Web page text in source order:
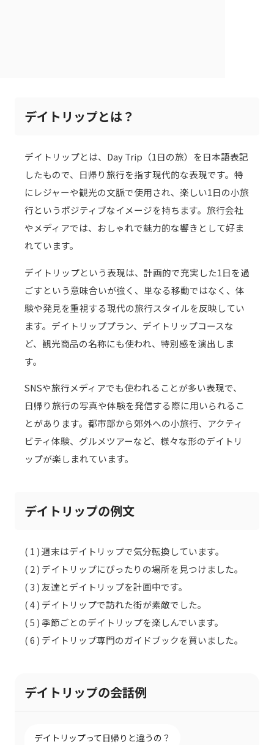
デイトリップとは？
デイトリップとは、Day Trip（1日の旅）を日本語表記
したもので、日帰り旅行を指す現代的な表現です。特
にレジャーや観光の文脈で使用され、楽しい1日の小旅
行というポジティブなイメージを持ちます。旅行会社
やメディアでは、おしゃれで魅力的な響きとして好ま
れています。
デイトリップという表現は、計画的で充実した1日を過
ごすという意味合いが強く、単なる移動ではなく、体
験や発見を重視する現代の旅行スタイルを反映してい
ます。デイトリッププラン、デイトリップコースな
ど、観光商品の名称にも使われ、特別感を演出しま
す。
SNSや旅行メディアでも使われることが多い表現で、
日帰り旅行の写真や体験を発信する際に用いられるこ
とがあります。都市部から郊外への小旅行、アクティ
ビティ体験、グルメツアーなど、様々な形のデイトリ
ップが楽しまれています。
デイトリップの例文
( 1 ) 週末はデイトリップで気分転換しています。
( 2 ) デイトリップにぴったりの場所を見つけました。
( 3 ) 友達とデイトリップを計画中です。
( 4 ) デイトリップで訪れた街が素敵でした。
( 5 ) 季節ごとのデイトリップを楽しんでいます。
( 6 ) デイトリップ専門のガイドブックを買いました。
デイトリップの会話例
デイトリップって日帰りと違うの？